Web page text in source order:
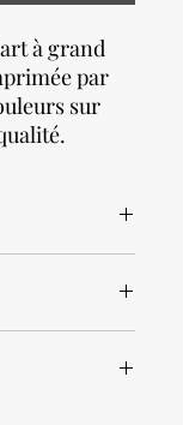
à grand
par
sur